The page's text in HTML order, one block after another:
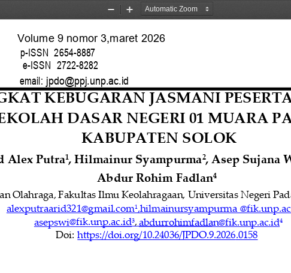
Zoom
Zoom
Volume 9 nomor 3,maret 2026
p-ISSN 2654-8887
e-ISSN 2722-8282
email: jpdo@ppj.unp.ac.id
KEBUGARAN JASMANI
DASAR NEGERI 01 MUARA
KABUPATEN SOLOK
Alex Putra1, Hilmainur Syampurma2, Asep Sujana
Abdur Rohim Fadlan4
Olahraga,Fakultas Ilmu Keolahragaan, Universitas Negeri
alexputraarid321@gmail.com1,hilmainursyampurma
asepswi@fik.unp.ac.id3,abdurrohimfadlan@fik.unp.ac.id4
Doi: https://doi.org/10.24036/JPDO.9.2026.0158